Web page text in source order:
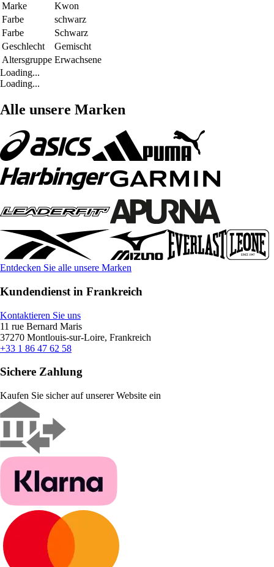
Marke
Kwon
Farbe
schwarz
Farbe
Schwarz
Geschlecht
Gemischt
Altersgruppe Erwachsene
Loading...
Loading...
Alle unsere Marken
Entdecken Sie alle unsere Marken
Kundendienst in Frankreich
Kontaktieren Sie uns
11 rue Bernard Maris
37270 Montlouis-sur-Loire, Frankreich
+33 1 86 47 62 58
Sichere Zahlung
Kaufen Sie sicher auf unserer Website ein